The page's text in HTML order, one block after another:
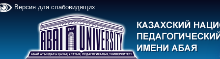
Версия для слабовидящих